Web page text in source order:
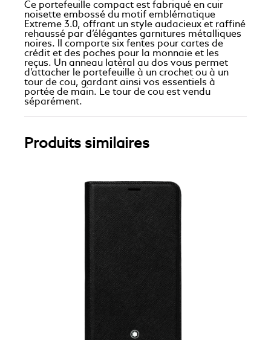
Ce portefeuille compact est fabriqué en cuir
noisette embossé du motif emblématique
Extreme 3.0, offrant un style audacieux et raffiné
rehaussé par d’élégantes garnitures métalliques
noires. Il comporte six fentes pour cartes de
crédit et des poches pour la monnaie et les
reçus. Un anneau latéral au dos vous permet
d’attacher le portefeuille à un crochet ou à un
tour de cou, gardant ainsi vos essentiels à
portée de main. Le tour de cou est vendu
séparément.
Produits similaires